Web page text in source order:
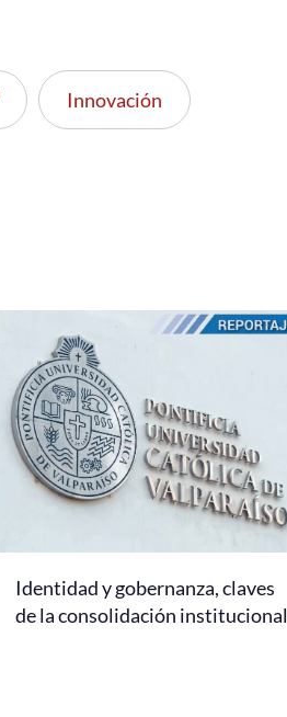
Innovación
Identidad y gobernanza, claves
de la consolidación institucional